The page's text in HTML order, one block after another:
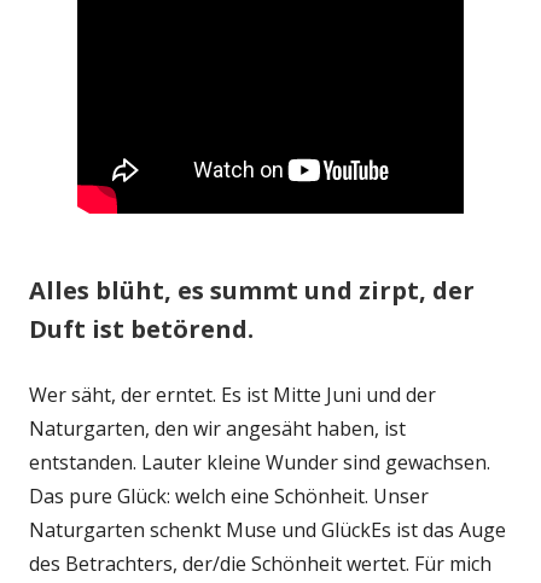
Alles blüht, es summt und zirpt, der
Duft ist betörend.
Wer säht, der erntet. Es ist Mitte Juni und der
Naturgarten, den wir angesäht haben, ist
entstanden. Lauter kleine Wunder sind gewachsen.
Das pure Glück: welch eine Schönheit. Unser
Naturgarten schenkt Muse und GlückEs ist das Auge
des Betrachters, der/die Schönheit wertet. Für mich